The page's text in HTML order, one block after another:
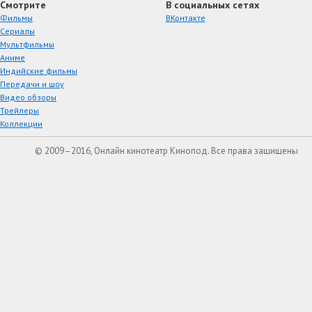
Смотрите
Фильмы
Сериалы
Мультфильмы
Аниме
Индийские фильмы
Передачи и шоу
Видео обзоры
Трейлеры
Коллекции
В социальных сетях
ВКонтакте
© 2009–2016, Онлайн кинотеатр Кинопод. Все права защищены